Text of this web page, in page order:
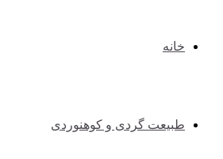
خانه
طبیعت گردی و کوهنوردی